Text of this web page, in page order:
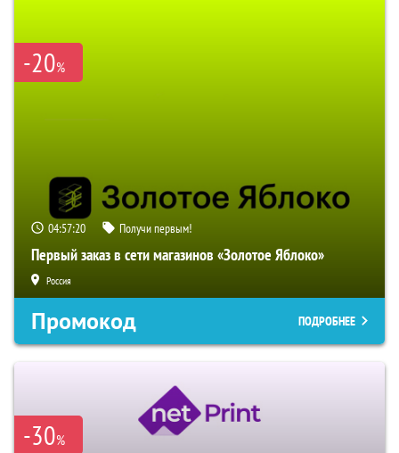
-20%
04:57:19 Получи первым!
Первый заказ в сети магазинов «Золотое Яблоко»
Россия
Промокод ПОДРОБНЕЕ
-30%